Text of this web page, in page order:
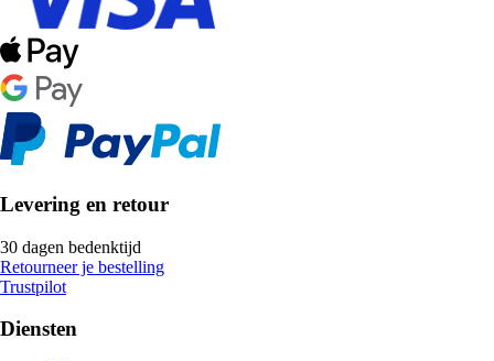
Levering en retour
30 dagen bedenktijd
Retourneer je bestelling
Trustpilot
Diensten